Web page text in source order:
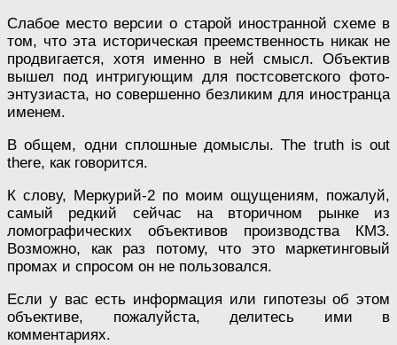
Слабое место версии о старой иностранной схеме в
том, что эта историческая преемственность никак не
продвигается, хотя именно в ней смысл. Объектив
вышел под интригующим для постсоветского фото-
энтузиаста, но совершенно безликим для иностранца
именем.
В общем, одни сплошные домыслы. The truth is out
there, как говорится.
К слову, Меркурий-2 по моим ощущениям, пожалуй,
самый редкий сейчас на вторичном рынке из
ломографических объективов производства КМЗ.
Возможно, как раз потому, что это маркетинговый
промах и спросом он не пользовался.
Если у вас есть информация или гипотезы об этом
объективе, пожалуйста, делитесь ими в
комментариях.